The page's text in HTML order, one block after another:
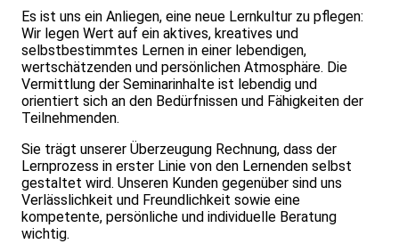
Es ist uns ein Anliegen, eine neue Lernkultur zu pflegen:
Wir legen Wert auf ein aktives, kreatives und
selbstbestimmtes Lernen in einer leben­digen,
wertschätzenden und persönlichen Atmosphäre. Die
Vermittlung der Seminarinhalte ist lebendig und
orientiert sich an den Bedürfnissen und Fähigkeiten der
Teilnehmenden.
Sie trägt unserer Überzeugung Rechnung, dass der
Lernprozess in erster Linie von den Lernenden selbst
gestaltet wird. Unseren Kunden gegenüber sind uns
Verlässlichkeit und Freundlichkeit sowie eine
kompetente, persönliche und individuelle Beratung
wichtig.